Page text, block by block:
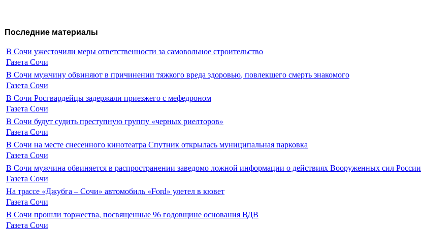
Последние материалы
В Сочи ужесточили меры ответственности за самовольное строительство
Газета Сочи
В Сочи мужчину обвиняют в причинении тяжкого вреда здоровью, повлекшего смерть знакомого
Газета Сочи
В Сочи Росгвардейцы задержали приезжего с мефедроном
Газета Сочи
В Сочи будут судить преступную группу «черных риелторов»
Газета Сочи
В Сочи на месте снесенного кинотеатра Спутник открылась муниципальная парковка
Газета Сочи
В Сочи мужчина обвиняется в распространении заведомо ложной информации о действиях Вооруженных сил России
Газета Сочи
На трассе «Джубга – Сочи» автомобиль «Ford» улетел в кювет
Газета Сочи
В Сочи прошли торжества, посвященные 96 годовщине основания ВДВ
Газета Сочи